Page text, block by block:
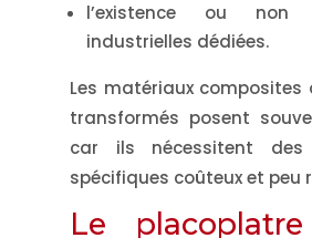
l’existence ou
industrielles dédiées.
Les matériaux
transformés posent
car ils nécessitent des
spécifiques coûteux et peu
Le